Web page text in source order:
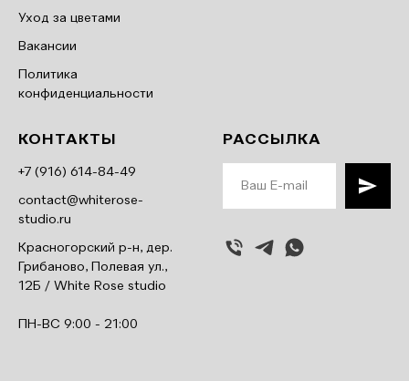
Уход за цветами
Вакансии
Политика
конфиденциальности
КОНТАКТЫ
+7 (916) 614-84-49
contact@whiterose-
studio.ru
Красногорский р-н, дер.
Грибаново, Полевая ул.,
12Б / White Rose studio
ПН-ВС 9:00 - 21:00
РАССЫЛКА